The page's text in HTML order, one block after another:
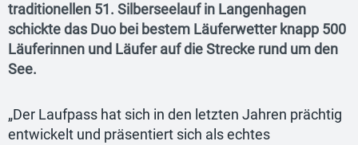
traditionellen 51. Silberseelauf in Langenhagen
schickte das Duo bei bestem Läuferwetter knapp 500
Läuferinnen und Läufer auf die Strecke rund um den
See.
„Der Laufpass hat sich in den letzten Jahren prächtig
entwickelt und präsentiert sich als echtes